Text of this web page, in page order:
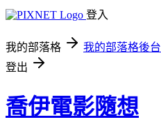
登入
我的部落格 我的部落格後台
登出
喬伊電影隨想